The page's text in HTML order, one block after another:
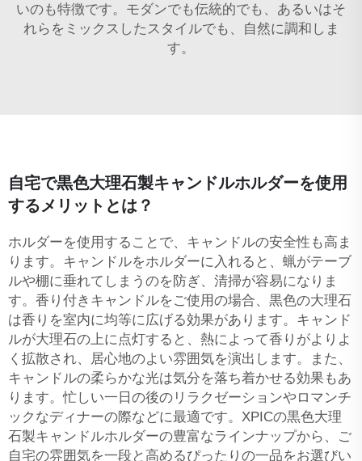
いのも特徴です。モダンでも伝統的でも、あるいはそ
れらをミックスしたスタイルでも、自然に調和しま
す。
自宅で黒色大理石製キャンドルホルダーを使用
するメリットとは？
ホルダーを使用することで、キャンドルの安全性も高ま
ります。キャンドルをホルダーに入れると、蝋がテーブ
ルや棚に垂れてしまうのを防ぎ、清掃が容易になりま
す。香り付きキャンドルをご使用の場合、黒色の大理石
は香りを室内に均等に広げる効果があります。キャンド
ルが大理石の上に点灯すると、熱によって香りがよりよ
く拡散され、居心地のよい雰囲気を演出します。また、
キャンドルの柔らかな光は気分を落ち着かせる効果もあ
ります。忙しい一日の後のリラクゼーションやロマンチ
ックなディナーの際などに最適です。XPICの黒色大理
石製キャンドルホルダーの豊富なラインナップから、ご
自宅の雰囲気を一段と高めるぴったりの一品をお選びい